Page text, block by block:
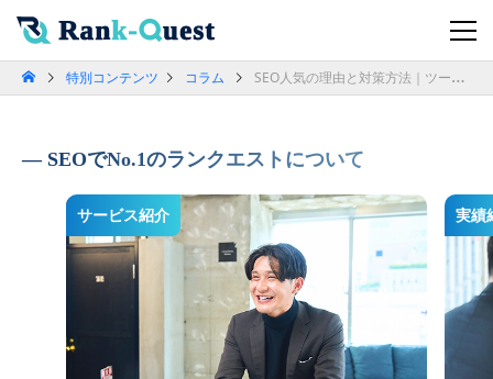
特別コンテンツ コラム SEO人気の理由と対策方法｜ツール・会社の選び方まで解説
SEOでNo.1のランクエストについて
サービス紹介 実績